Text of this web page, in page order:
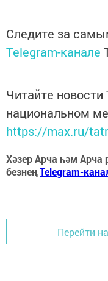
Следите за
Telegram-канале
Читайте новости
национальном
https://max.ru/
Хәзер Арча һәм
безнеңTelegram-
Перейти